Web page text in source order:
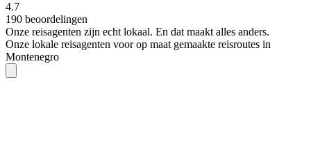
4.7
190 beoordelingen
Onze reisagenten zijn echt lokaal. En dat maakt alles anders.
Onze lokale reisagenten voor op maat gemaakte reisroutes in
Montenegro